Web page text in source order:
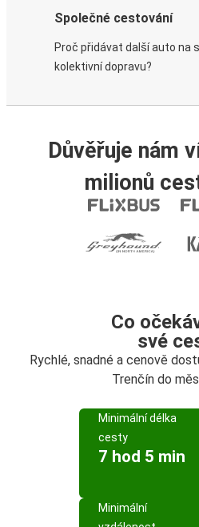
Společné cestování
Proč přidávat další auto na
kolektivní dopravu?
Důvěřuje nám
milionů
Co
své
Rychlé, snadné a cenově
Trenčín do
Minimální délka
cesty
7 hod 5 min
Minimální